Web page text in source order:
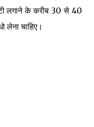
लगाने के करीब 30 से 40
लेना चाहिए।